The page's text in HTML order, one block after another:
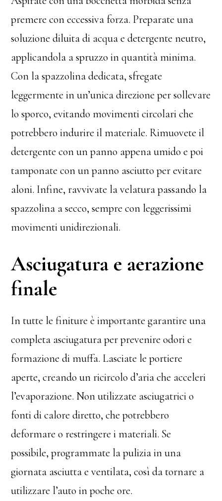
premere con eccessiva forza. Preparate una
soluzione diluita di acqua e detergente neutro,
applicandola a spruzzo in quantità minima.
Con la spazzolina dedicata, sfregate
leggermente in un’unica direzione per sollevare
lo sporco, evitando movimenti circolari che
potrebbero indurire il materiale. Rimuovete il
detergente con un panno appena umido e poi
tamponate con un panno asciutto per evitare
aloni. Infine, ravvivate la velatura passando la
spazzolina a secco, sempre con leggerissimi
movimenti unidirezionali.
Asciugatura e aerazione
finale
In tutte le finiture è importante garantire una
completa asciugatura per prevenire odori e
formazione di muffa. Lasciate le portiere
aperte, creando un ricircolo d’aria che acceleri
l’evaporazione. Non utilizzate asciugatrici o
fonti di calore diretto, che potrebbero
deformare o restringere i materiali. Se
possibile, programmate la pulizia in una
giornata asciutta e ventilata, così da tornare a
utilizzare l’auto in poche ore.